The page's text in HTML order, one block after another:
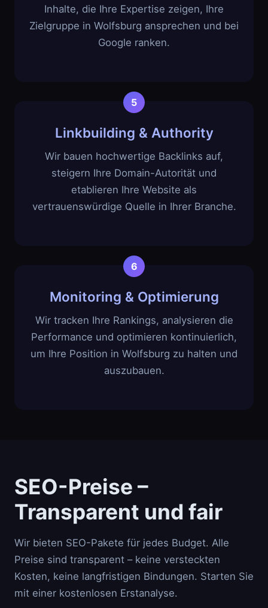
Inhalte, die Ihre Expertise zeigen, Ihre
Zielgruppe in Wolfsburg ansprechen und bei
Google ranken.
Linkbuilding & Authority
Wir bauen hochwertige Backlinks auf,
steigern Ihre Domain-Autorität und
etablieren Ihre Website als
vertrauenswürdige Quelle in Ihrer Branche.
Monitoring & Optimierung
Wir tracken Ihre Rankings, analysieren die
Performance und optimieren kontinuierlich,
um Ihre Position in Wolfsburg zu halten und
auszubauen.
SEO-Preise –
Transparent und fair
Wir bieten SEO-Pakete für jedes Budget. Alle
Preise sind transparent – keine versteckten
Kosten, keine langfristigen Bindungen. Starten Sie
mit einer kostenlosen Erstanalyse.